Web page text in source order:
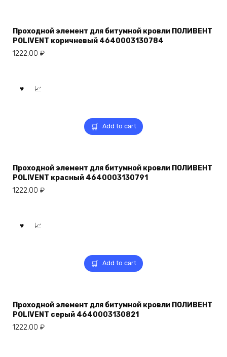
Проходной элемент для битумной кровли ПОЛИВЕНТ
POLIVENT коричневый 4640003130784
1222,00 ₽
Add to cart
Проходной элемент для битумной кровли ПОЛИВЕНТ
POLIVENT красный 4640003130791
1222,00 ₽
Add to cart
Проходной элемент для битумной кровли ПОЛИВЕНТ
POLIVENT серый 4640003130821
1222,00 ₽